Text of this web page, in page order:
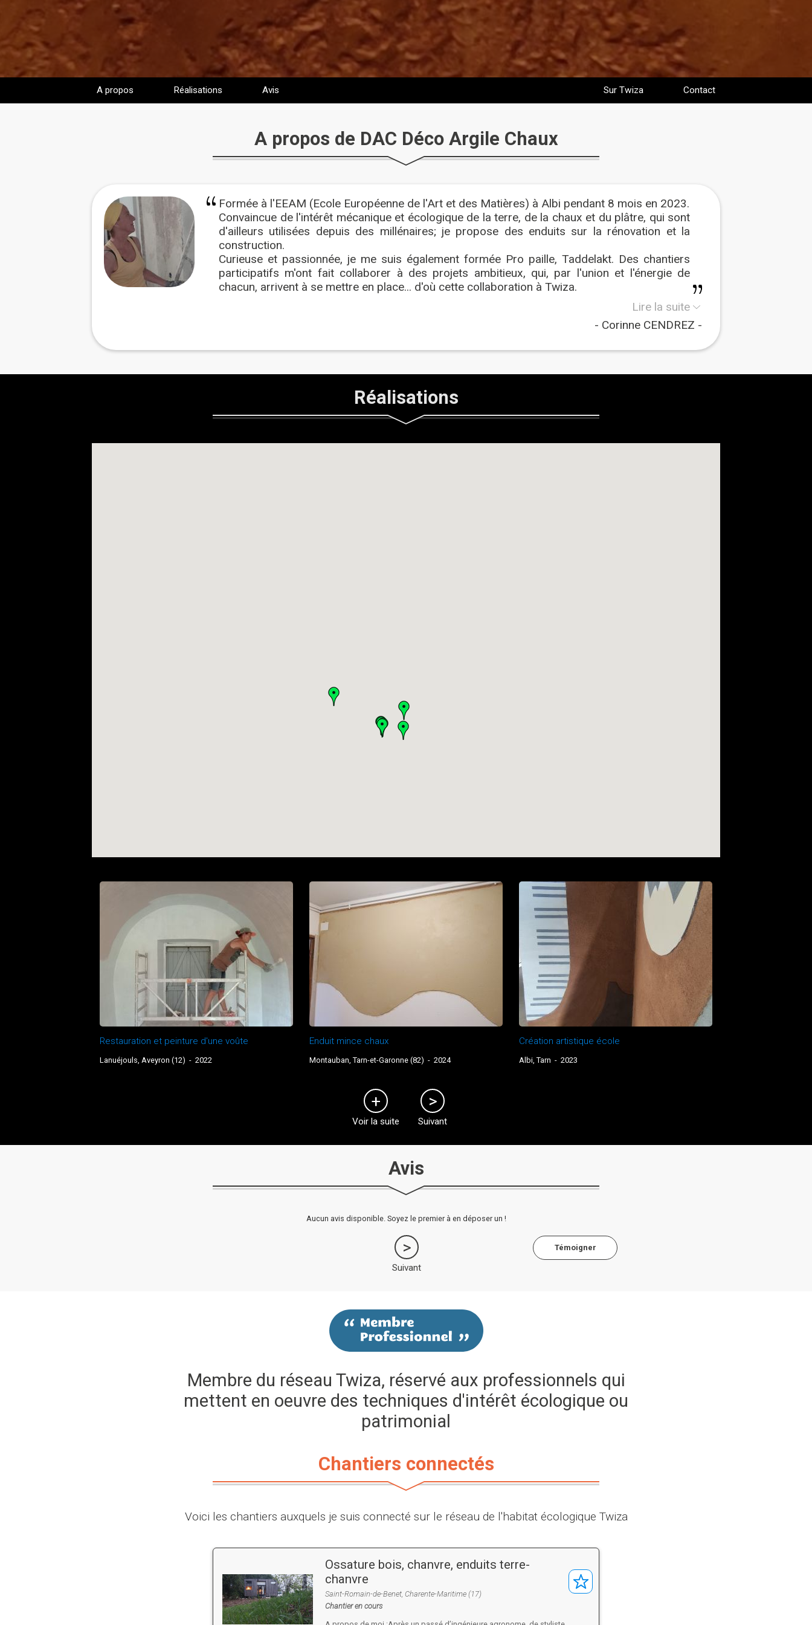
A propos Réalisations Avis Sur Twiza Contact
A propos de DAC Déco Argile Chaux
Formée à l'EEAM (Ecole Européenne de l'Art et des Matières) à Albi pendant 8 mois en 2023.
Convaincue de l'intérêt mécanique et écologique de la terre, de la chaux et du plâtre, qui sont
d'ailleurs utilisées depuis des millénaires; je propose des enduits sur la rénovation et la
construction.
Curieuse et passionnée, je me suis également formée Pro paille, Taddelakt. Des chantiers
participatifs m'ont fait collaborer à des projets ambitieux, qui, par l'union et l'énergie de
chacun, arrivent à se mettre en place... d'où cette collaboration à Twiza.
Corinne CENDREZ
Lire la suite
Réalisations
Restauration et peinture d'une voûte
Lanuéjouls, Aveyron (12) -2022
Enduit mince chaux
Montauban, Tarn-et-Garonne (82) - 2024
Création artistique école
Albi, Tarn - 2023
Voir la suite Suivant
Avis
Aucun avis disponible. Soyez le premier à en déposer un !
Témoigner
Suivant
Membre du réseau Twiza, réservé aux professionnels qui
mettent en oeuvre des techniques d'intérêt écologique ou
patrimonial
Chantiers connectés
Voici les chantiers auxquels je suis connecté sur le réseau de l'habitat écologique Twiza
Ossature bois, chanvre, enduits terre-
chanvre
Saint-Romain-de-Benet, Charente-Maritime (17)
Chantier en cours